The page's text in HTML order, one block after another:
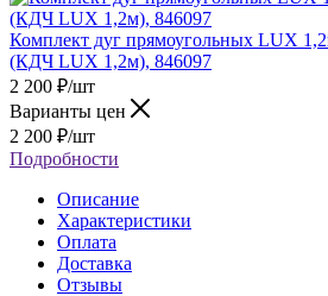
Комплект дуг прямоугольных LUX
(КДЧ LUX 1,2м), 846097
2 200 ₽/шт
Варианты цен
2 200 ₽/шт
Подробности
Описание
Характеристики
Оплата
Доставка
Отзывы